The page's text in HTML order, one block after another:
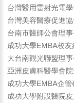
台灣醫用雷射光電
台灣美容醫療促進
台南市醫師公會理
成功大學EMBA校
大台南觀光聯盟理
亞洲皮膚科醫學會
成功大學EMBA企
成功大學附設醫院